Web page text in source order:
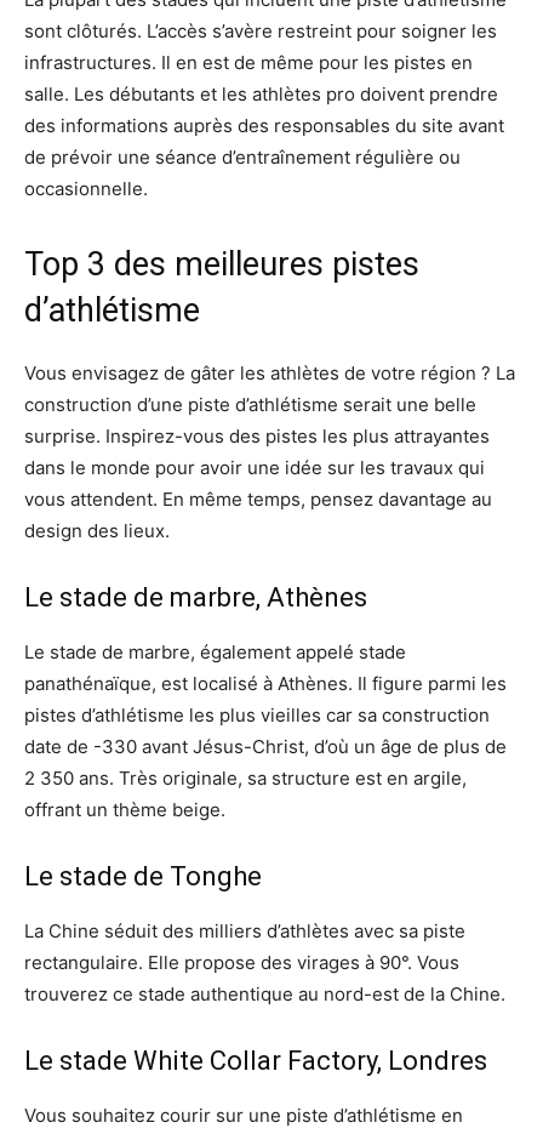
sont clôturés. L’accès s’avère restreint pour soigner les
infrastructures. Il en est de même pour les pistes en
salle. Les débutants et les athlètes pro doivent prendre
des informations auprès des responsables du site avant
de prévoir une séance d’entraînement régulière ou
occasionnelle.
Top 3 des meilleures pistes
d’athlétisme
Vous envisagez de gâter les athlètes de votre région ? La
construction d’une piste d’athlétisme serait une belle
surprise. Inspirez-vous des pistes les plus attrayantes
dans le monde pour avoir une idée sur les travaux qui
vous attendent. En même temps, pensez davantage au
design des lieux.
Le stade de marbre, Athènes
Le stade de marbre, également appelé stade
panathénaïque, est localisé à Athènes. Il figure parmi les
pistes d’athlétisme les plus vieilles car sa construction
date de -330 avant Jésus-Christ, d’où un âge de plus de
2 350 ans. Très originale, sa structure est en argile,
offrant un thème beige.
Le stade de Tonghe
La Chine séduit des milliers d’athlètes avec sa piste
rectangulaire. Elle propose des virages à 90°. Vous
trouverez ce stade authentique au nord-est de la Chine.
Le stade White Collar Factory, Londres
Vous souhaitez courir sur une piste d’athlétisme en